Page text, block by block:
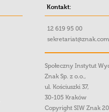
Kontakt:
12 619 95 00
Społeczny Instytut
Znak Sp. z o.o.,
ul. Kościuszki 37,
30-105 Kraków
Copyright SIW Znak